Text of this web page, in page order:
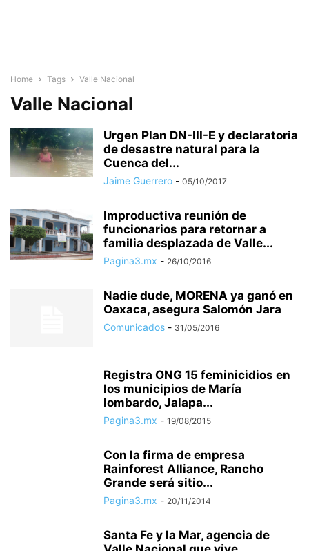
Home Tags Valle Nacional
Valle Nacional
Urgen Plan DN-III-E y declaratoria
de desastre natural para la
Cuenca del...
Jaime Guerrero - 05/10/2017
Improductiva reunión de
funcionarios para retornar a
familia desplazada de Valle...
Pagina3.mx - 26/10/2016
Nadie dude, MORENA ya ganó en
Oaxaca, asegura Salomón Jara
Comunicados - 31/05/2016
Registra ONG 15 feminicidios en
los municipios de María
lombardo, Jalapa...
Pagina3.mx - 19/08/2015
Con la firma de empresa
Rainforest Alliance, Rancho
Grande será sitio...
Pagina3.mx - 20/11/2014
Santa Fe y la Mar, agencia de